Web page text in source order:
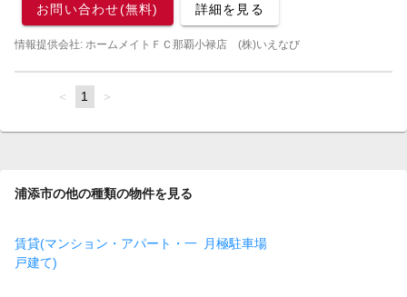
お問い合わせ(無料) 詳細を見る
情報提供会社: ホームメイトＦＣ那覇小禄店 (株)いえなび
page
You're
page
1 page
浦添市の他の種類の物件を見る
賃貸(マンション・アパート・一
戸建て)
月極駐車場